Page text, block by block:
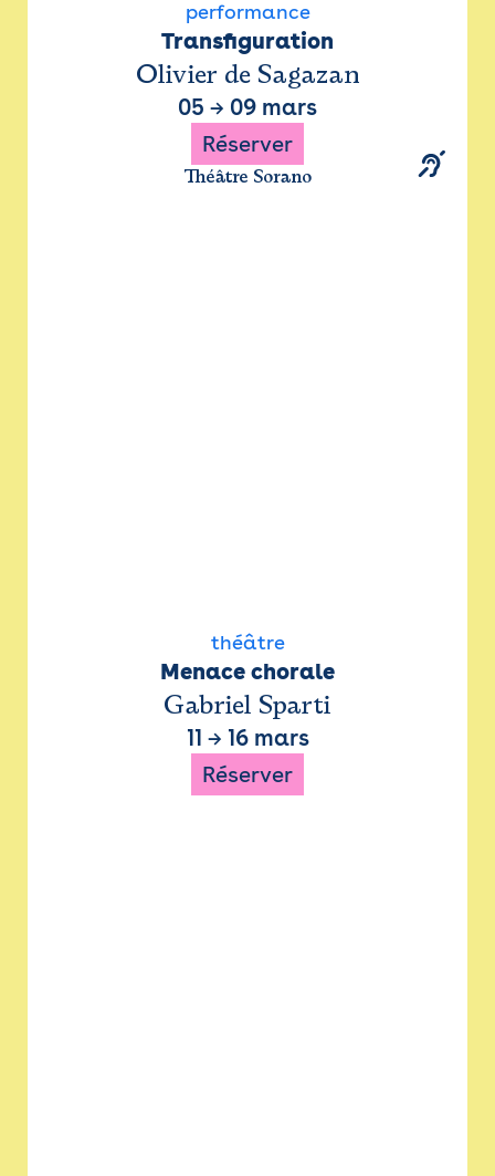
performance
Transfiguration
Olivier de Sagazan
05 → 09 mars
Réserver
Théâtre Sorano
théâtre
Menace chorale
Gabriel Sparti
11 → 16 mars
Réserver